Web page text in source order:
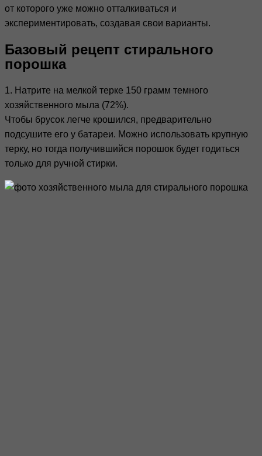
от которого уже можно отталкиваться и
экспериментировать, создавая свои варианты.
Базовый рецепт стирального
порошка
1. Натрите на мелкой терке 150 грамм темного
хозяйственного мыла (72%).
Чтобы брусок легче крошился, предварительно
подсушите его у батареи. Можно использовать крупную
терку, но тогда получившийся порошок будет годиться
только для ручной стирки.